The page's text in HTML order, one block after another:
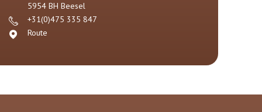
5954 BH Beesel
+31(0)475 335 847
Route